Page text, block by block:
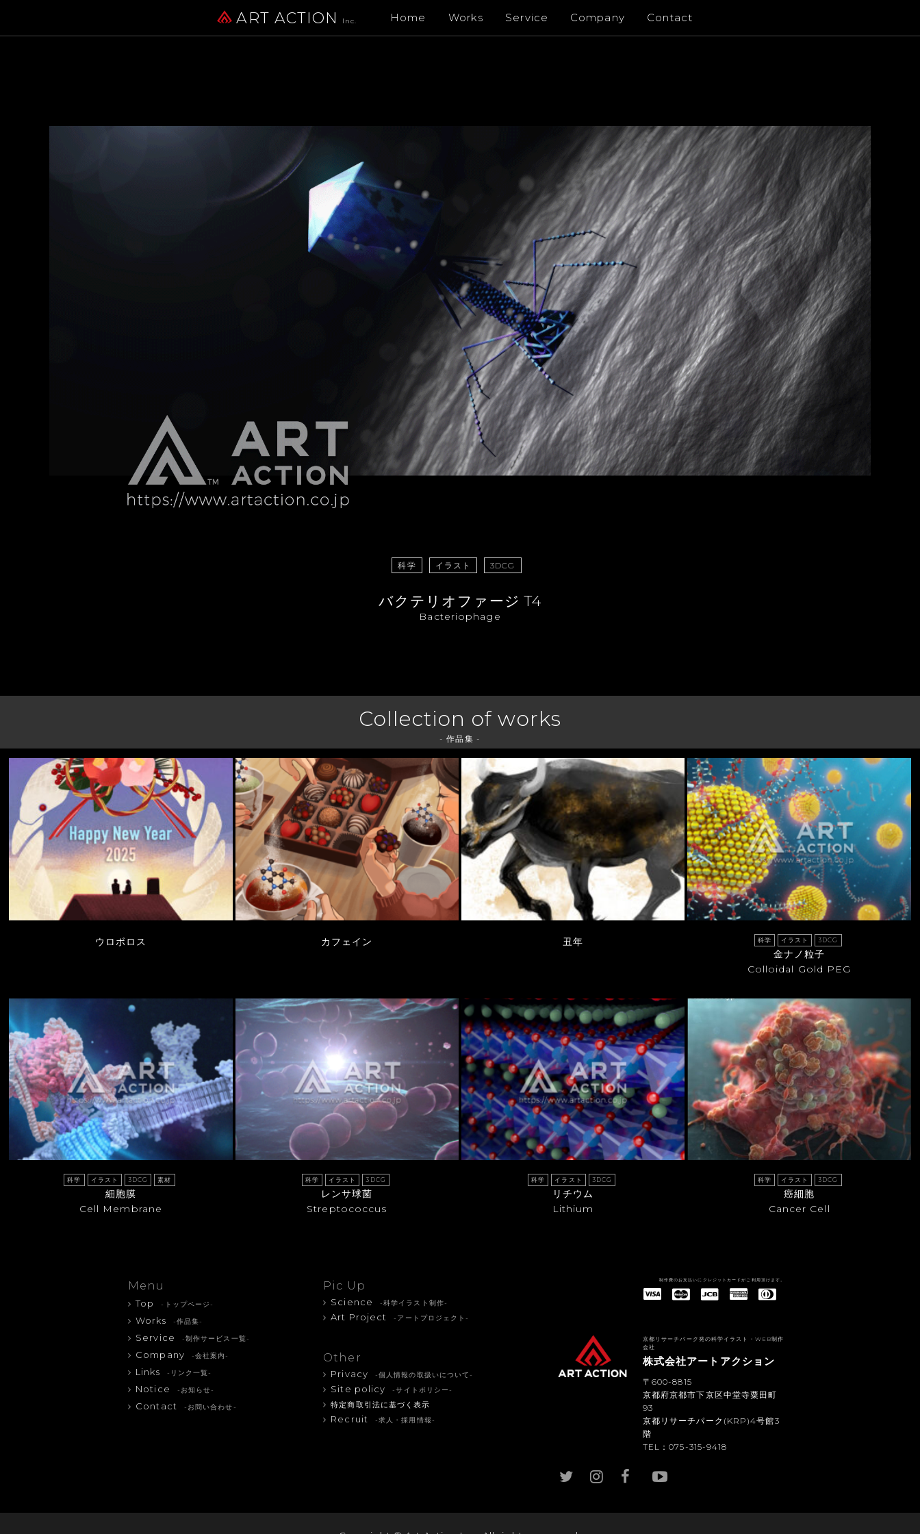
ART ACTION Inc. Home Works Service Company Contact
科学 イラスト 3DCG
バクテリオファージ T4
Bacteriophage
Collection of works
- 作品集 -
ウロボロス カフェイン 丑年 科学 イラスト 3DCG
金ナノ粒子
Colloidal Gold PEG
科学 イラスト 3DCG 素材
細胞膜
Cell Membrane
科学 イラスト 3DCG
レンサ球菌
Streptococcus
科学 イラスト 3DCG
リチウム
Lithium
科学 イラスト 3DCG
癌細胞
Cancer Cell
Menu
Top -トップページ-
Works -作品集-
Service -制作サービス一覧-
Company -会社案内-
Links -リンク一覧-
Notice -お知らせ-
Contact -お問い合わせ-
Pic Up
Science -科学イラスト制作-
Art Project -アートプロジェクト-
Other
Privacy -個人情報の取扱いについて-
Site policy
-サイトポリシー-
特定商取引法に基づく表示
Recruit -求人・採用情報-
制作費のお支払いにクレジットカードがご利用頂けます。
京都リサーチパーク発の科学イラスト・WEB制作
会社
株式会社アートアクション
〒600-8815
京都府京都市下京区中堂寺粟田町
93
京都リサーチパーク(KRP)4号館3
階
TEL：075-315-9418